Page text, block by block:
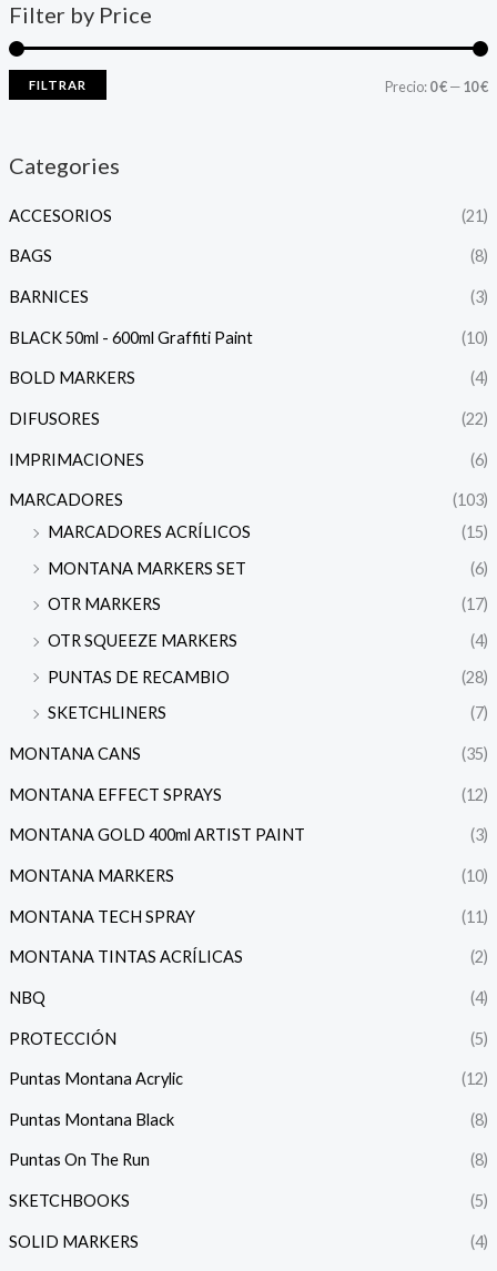
Filter by Price
FILTRAR Precio:0 €—10 €
Categories
ACCESORIOS (21)
BAGS (8)
BARNICES (3)
BLACK 50ml - 600ml Graffiti Paint (10)
BOLD MARKERS (4)
DIFUSORES (22)
IMPRIMACIONES (6)
MARCADORES
(103)
MARCADORES ACRÍLICOS
(15)
MONTANA MARKERS SET
(6)
OTR MARKERS
(17)
OTR SQUEEZE MARKERS
(4)
PUNTAS DE RECAMBIO
(28)
SKETCHLINERS
(7)
MONTANA CANS (35)
MONTANA EFFECT SPRAYS (12)
MONTANA GOLD 400ml ARTIST PAINT (3)
MONTANA MARKERS (10)
MONTANA TECH SPRAY (11)
MONTANA TINTAS ACRÍLICAS (2)
NBQ (4)
PROTECCIÓN (5)
Puntas Montana Acrylic (12)
Puntas Montana Black (8)
Puntas On The Run (8)
SKETCHBOOKS (5)
SOLID MARKERS (4)